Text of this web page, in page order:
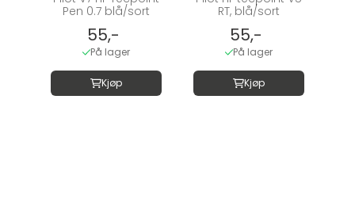
Pen 0.7 blå/sort
55,-
På lager
Kjøp
RT, blå/sort
55,-
På lager
Kjøp